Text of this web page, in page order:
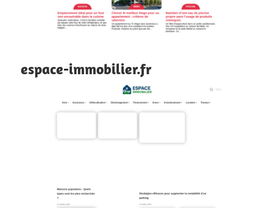
espace-immobilier.fr